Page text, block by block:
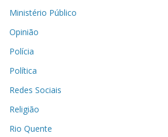
Ministério Público
Opinião
Polícia
Política
Redes Sociais
Religião
Rio Quente